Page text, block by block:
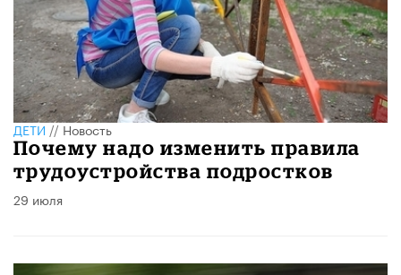
ДЕТИ//Новость
Почему надо изменить правила
трудоустройства подростков
29 июля